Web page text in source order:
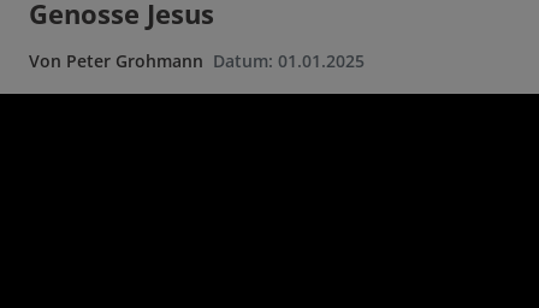
Genosse Jesus
Von Peter Grohmann Datum: 01.01.2025